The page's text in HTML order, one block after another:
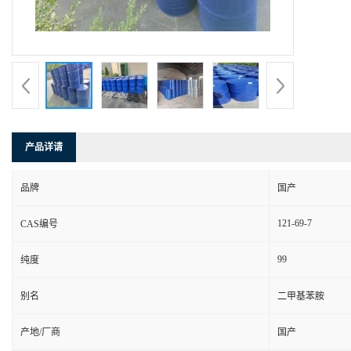
产品详请
品牌 国产
CAS编号 121-69-7
纯度 99
别名 二甲基苯胺
产地/厂商 国产